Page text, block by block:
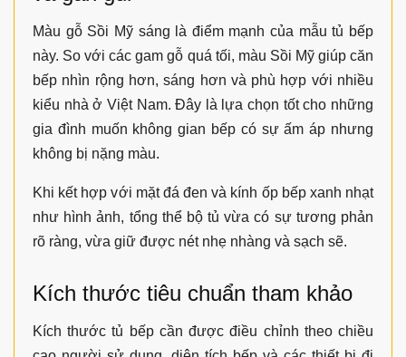
Màu gỗ Sồi Mỹ sáng là điểm mạnh của mẫu tủ bếp
này. So với các gam gỗ quá tối, màu Sồi Mỹ giúp căn
bếp nhìn rộng hơn, sáng hơn và phù hợp với nhiều
kiểu nhà ở Việt Nam. Đây là lựa chọn tốt cho những
gia đình muốn không gian bếp có sự ấm áp nhưng
không bị nặng màu.
Khi kết hợp với mặt đá đen và kính ốp bếp xanh nhạt
như hình ảnh, tổng thể bộ tủ vừa có sự tương phản
rõ ràng, vừa giữ được nét nhẹ nhàng và sạch sẽ.
Kích thước tiêu chuẩn tham khảo
Kích thước tủ bếp cần được điều chỉnh theo chiều